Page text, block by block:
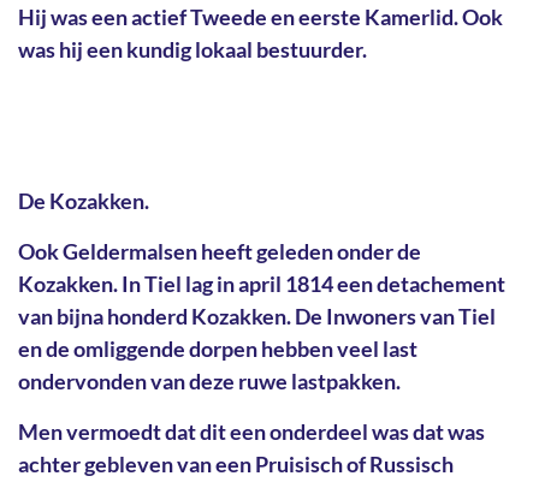
Hij was een actief Tweede en eerste Kamerlid. Ook
was hij een kundig lokaal bestuurder.
De Kozakken.
Ook Geldermalsen heeft geleden onder de
Kozakken. In Tiel lag in april 1814 een detachement
van bijna honderd Kozakken. De Inwoners van Tiel
en de omliggende dorpen hebben veel last
ondervonden van deze ruwe lastpakken.
Men vermoedt dat dit een onderdeel was dat was
achter gebleven van een Pruisisch of Russisch